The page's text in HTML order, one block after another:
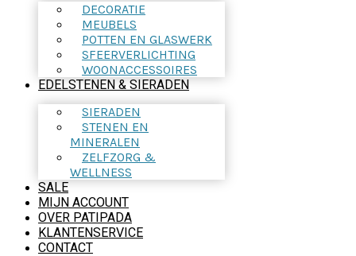
DECORATIE
MEUBELS
POTTEN EN GLASWERK
SFEERVERLICHTING
WOONACCESSOIRES
EDELSTENEN & SIERADEN
SIERADEN
STENEN EN
MINERALEN
ZELFZORG &
WELLNESS
SALE
MIJN ACCOUNT
OVER PATIPADA
KLANTENSERVICE
CONTACT